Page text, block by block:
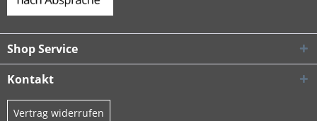
Shop Service
Kontakt
Vertrag widerrufen